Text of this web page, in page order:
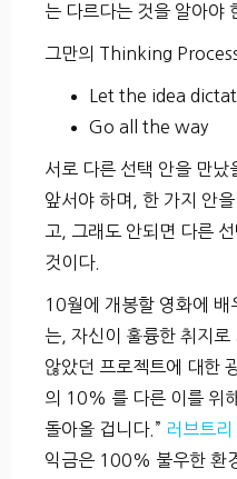
는 다르다는 것을 알아야
그만의 Thinking
Let the idea
Go all the way
서로 다른 선택 안을 만났
앞서야 하며, 한 가지 안
고, 그래도 안되면 다른
것이다.
10월에 개봉할 영화에 배
는, 자신이 훌륭한 취지로
않았던 프로젝트에 대한
의 10% 를 다른 이를 위
돌아올 겁니다.” 러브트리
익금은 100% 불우한 환